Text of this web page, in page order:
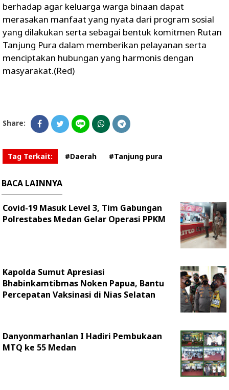
berhadap agar keluarga warga binaan dapat
merasakan manfaat yang nyata dari program sosial
yang dilakukan serta sebagai bentuk komitmen Rutan
Tanjung Pura dalam memberikan pelayanan serta
menciptakan hubungan yang harmonis dengan
masyarakat.(Red)
Share:
Tag Terkait: #Daerah #Tanjung pura
BACA LAINNYA
Covid-19 Masuk Level 3, Tim Gabungan
Polrestabes Medan Gelar Operasi PPKM
Kapolda Sumut Apresiasi
Bhabinkamtibmas Noken Papua, Bantu
Percepatan Vaksinasi di Nias Selatan
Danyonmarhanlan I Hadiri Pembukaan
MTQ ke 55 Medan